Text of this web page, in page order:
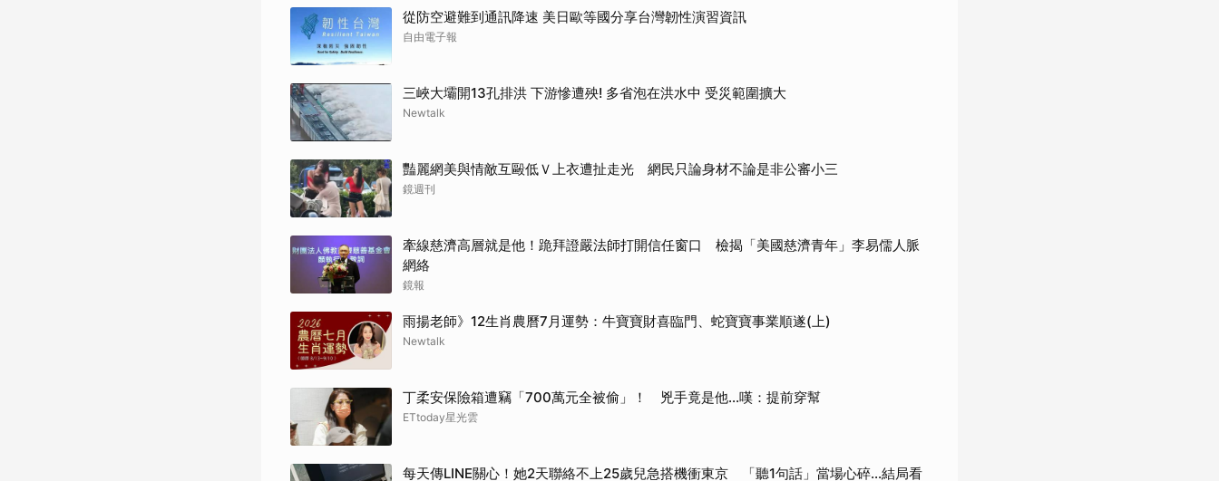
從防空避難到通訊降速 美日歐等國分享台灣韌性演習資訊
自由電子報
三峽大壩開13孔排洪 下游慘遭殃! 多省泡在洪水中 受災範圍擴大
Newtalk
豔麗網美與情敵互毆低Ｖ上衣遭扯走光 網民只論身材不論是非公審小三
鏡週刊
牽線慈濟高層就是他！跪拜證嚴法師打開信任窗口 檢揭「美國慈濟青年」李易儒人脈
網絡
鏡報
雨揚老師》12生肖農曆7月運勢：牛寶寶財喜臨門、蛇寶寶事業順遂(上)
Newtalk
丁柔安保險箱遭竊「700萬元全被偷」！ 兇手竟是他...嘆：提前穿幫
ETtoday星光雲
每天傳LINE關心！她2天聯絡不上25歲兒急搭機衝東京 「聽1句話」當場心碎...結局看